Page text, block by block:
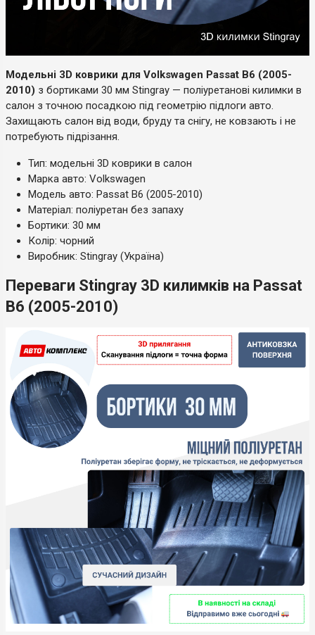
Модельні 3D коврики для Volkswagen Passat B6 (2005-
2010) з бортиками 30 мм Stingray — поліуретанові килимки в
салон з точною посадкою під геометрію підлоги авто.
Захищають салон від води, бруду та снігу, не ковзають і не
потребують підрізання.
Тип: модельні 3D коврики в салон
Марка авто: Volkswagen
Модель авто: Passat B6 (2005-2010)
Матеріал: поліуретан без запаху
Бортики: 30 мм
Колір: чорний
Виробник: Stingray (Україна)
Переваги Stingray 3D килимків на Passat
B6 (2005-2010)